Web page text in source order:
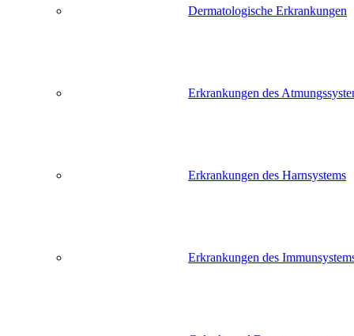
Dermatologische Erkrankungen
Erkrankungen des
Erkrankungen des Harnsystems
Erkrankungen des